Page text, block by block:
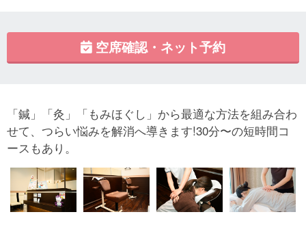
空席確認・ネット予約
「鍼」「灸」「もみほぐし」から最適な方法を組み合わ
せて、つらい悩みを解消へ導きます!30分〜の短時間コ
ースもあり。